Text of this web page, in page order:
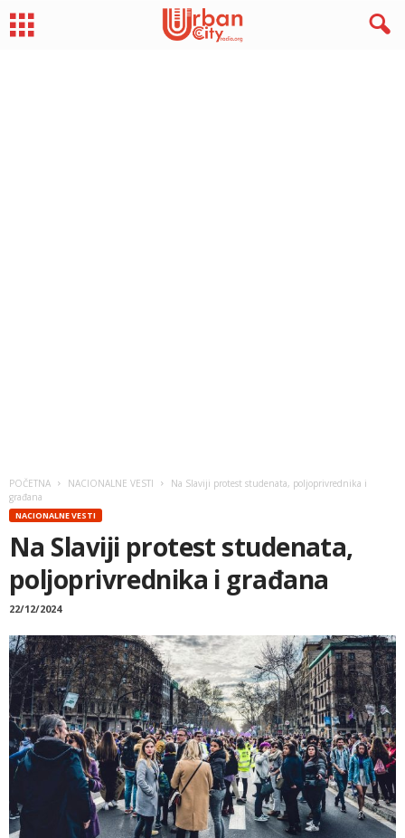
POČETNA NACIONALNE VESTI
Na Slaviji protest studenata, poljoprivrednika i
građana
NACIONALNE VESTI
Na Slaviji protest studenata,
poljoprivrednika i građana
22/12/2024